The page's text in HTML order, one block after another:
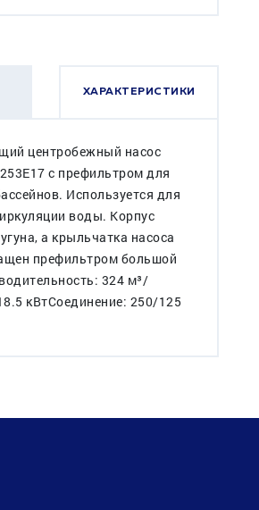
ХАРАКТЕРИСТИКИ
центробежный насос
c префильтром для
Используется для
воды. Корпус
а крыльчатка насоса
префильтром большой
324 м³/
кВтСоединение: 250/125